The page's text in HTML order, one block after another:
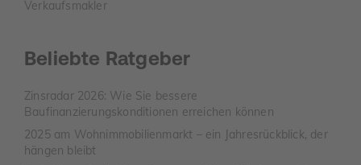
Verkaufsmakler
Beliebte Ratgeber
Zinsradar 2026: Wie Sie bessere
Baufinanzierungskonditionen erreichen können
2025 am Wohnimmobilienmarkt – ein Jahresrückblick, der
hängen bleibt